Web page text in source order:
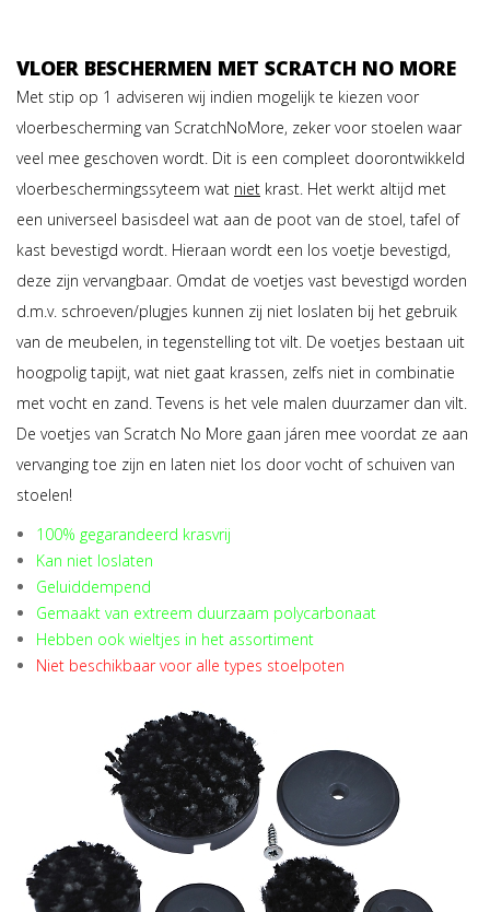
VLOER BESCHERMEN MET SCRATCH NO MORE
Met stip op 1 adviseren wij indien mogelijk te kiezen voor
vloerbescherming van ScratchNoMore, zeker voor stoelen waar
veel mee geschoven wordt. Dit is een compleet doorontwikkeld
vloerbeschermingssyteem wat niet krast. Het werkt altijd met
een universeel basisdeel wat aan de poot van de stoel, tafel of
kast bevestigd wordt. Hieraan wordt een los voetje bevestigd,
deze zijn vervangbaar. Omdat de voetjes vast bevestigd worden
d.m.v. schroeven/plugjes kunnen zij niet loslaten bij het gebruik
van de meubelen, in tegenstelling tot vilt. De voetjes bestaan uit
hoogpolig tapijt, wat niet gaat krassen, zelfs niet in combinatie
met vocht en zand. Tevens is het vele malen duurzamer dan vilt.
De voetjes van Scratch No More gaan járen mee voordat ze aan
vervanging toe zijn en laten niet los door vocht of schuiven van
stoelen!
100% gegarandeerd krasvrij
Kan niet loslaten
Geluiddempend
Gemaakt van extreem duurzaam polycarbonaat
Hebben ook wieltjes in het assortiment
Niet beschikbaar voor alle types stoelpoten